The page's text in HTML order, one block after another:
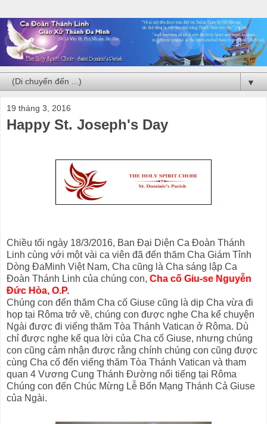
▼
19 tháng 3, 2016
Happy St. Joseph's Day
Chiều tối ngày 18/3/2016, Ban Đại Diện Ca Đoàn Thánh
Linh cùng với một vài ca viên đã đến thăm Cha Giám Tỉnh
Dòng ĐaMinh Việt Nam, Cha cũng là Cha sáng lập Ca
Đoàn Thánh Linh của chúng con, Cha cố Giu-se Nguyễn
Đức Hòa, O.P.
Chúng con đến thăm Cha cố Giuse cũng là dịp Cha vừa đi
họp tại Rôma trở về, chúng con được nghe Cha kể chuyện
Ngài được đi viếng thăm Tòa Thánh Vatican ở Rôma. Dù
chỉ được nghe kể qua lời của Cha cố Giuse, nhưng chúng
con cũng cảm nhận được rằng chính chúng con cũng được
cùng Cha cố đến viếng thăm Tòa Thánh Vatican và tham
quan 4 Vương Cung Thánh Đường nổi tiếng tại Rôma
Chúng con đến Chúc Mừng Lễ Bổn Mạng Thánh Cả Giuse
của Ngài.